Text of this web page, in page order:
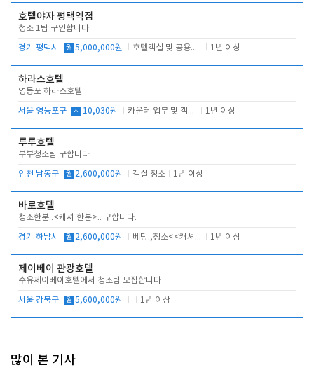
호텔야자 평택역점
청소 1팀 구인합니다
경기 평택시 월 5,000,000원 호텔객실 및 공용시설 청소 관리 1년 이상
하라스호텔
영등포 하라스호텔
서울 영등포구 시 10,030원 카운터 업무 및 객실관리(청소상태 확인, 객실판매) 1년 이상
루루호텔
부부청소팀 구합니다
인천 남동구 월 2,600,000원 객실 청소 1년 이상
바로호텔
청소한분..<캐셔 한분>.. 구합니다.
경기 하남시 월 2,600,000원 베팅.,청소<<캐셔 모셔봅니다. 1년 이상
제이베이 관광호텔
수유제이베이호텔에서 청소팀 모집합니다
서울 강북구 월 5,600,000원 1년 이상
많이 본 기사